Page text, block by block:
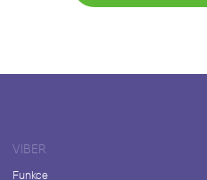
VIBER
Funkce